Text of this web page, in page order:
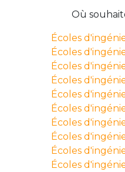
Où
Écoles
Écoles
Écoles
Écoles
Écoles
Écoles
Écoles
Écoles
Écoles
Écoles